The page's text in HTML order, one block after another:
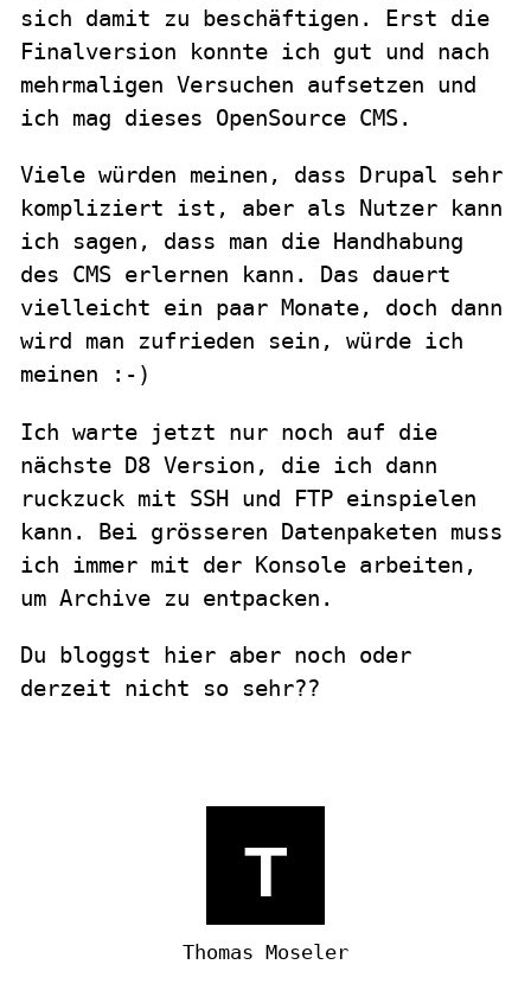
sich damit zu beschäftigen. Erst die
Finalversion konnte ich gut und nach
mehrmaligen Versuchen aufsetzen und
ich mag dieses OpenSource CMS.
Viele würden meinen, dass Drupal sehr
kompliziert ist, aber als Nutzer kann
ich sagen, dass man die Handhabung
des CMS erlernen kann. Das dauert
vielleicht ein paar Monate, doch dann
wird man zufrieden sein, würde ich
meinen :-)
Ich warte jetzt nur noch auf die
nächste D8 Version, die ich dann
ruckzuck mit SSH und FTP einspielen
kann. Bei grösseren Datenpaketen muss
ich immer mit der Konsole arbeiten,
um Archive zu entpacken.
Du bloggst hier aber noch oder
derzeit nicht so sehr??
T
Thomas Moseler